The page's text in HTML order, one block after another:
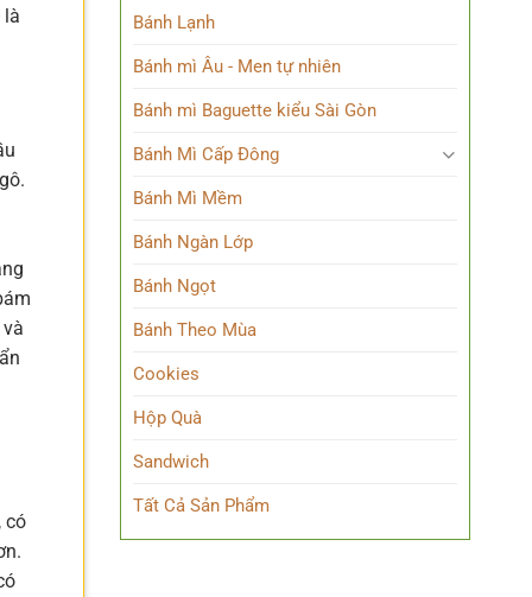
là
có
Bánh Lạnh
Bánh mì Âu - Men tự nhiên
Bánh mì Baguette kiểu Sài Gòn
Bánh Mì Cấp Đông
Bánh Mì Mềm
Bánh Ngàn Lớp
Bánh Ngọt
Bánh Theo Mùa
Cookies
Hộp Quà
Sandwich
Tất Cả Sản Phẩm